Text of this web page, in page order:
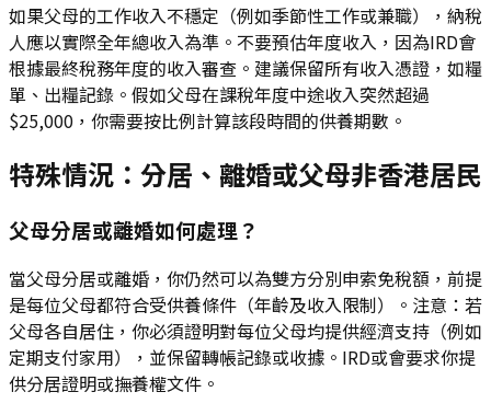
如果父母的工作收入不穩定（例如季節性工作或兼職），納稅
人應以實際全年總收入為準。不要預估年度收入，因為IRD會
根據最終稅務年度的收入審查。建議保留所有收入憑證，如糧
單、出糧記錄。假如父母在課稅年度中途收入突然超過
$25,000，你需要按比例計算該段時間的供養期數。
特殊情況：分居、離婚或父母非香港居民
父母分居或離婚如何處理？
當父母分居或離婚，你仍然可以為雙方分別申索免稅額，前提
是每位父母都符合受供養條件（年齡及收入限制）。注意：若
父母各自居住，你必須證明對每位父母均提供經濟支持（例如
定期支付家用），並保留轉帳記錄或收據。IRD或會要求你提
供分居證明或撫養權文件。